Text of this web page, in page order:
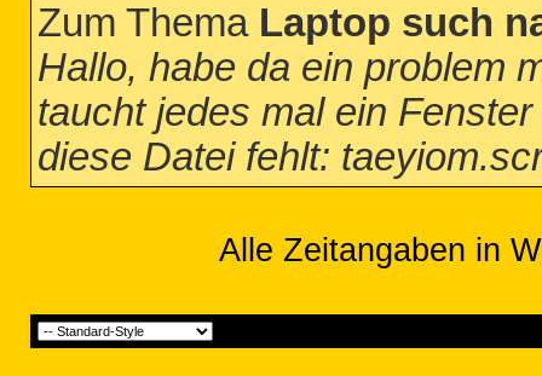
Zum Thema Laptop such
Hallo, habe da ein problem
taucht jedes mal ein
diese Datei fehlt:
Alle Zeitangaben in